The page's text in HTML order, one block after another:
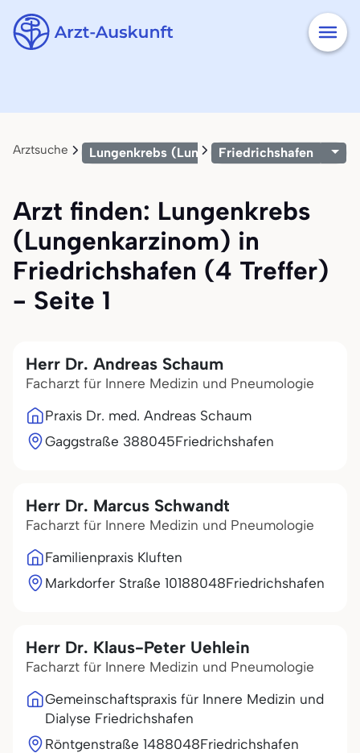
Arztsuche Lungenkrebs (Lungenkarzinom)
Friedrichshafen
Arzt finden: Lungenkrebs
(Lungenkarzinom) in
Friedrichshafen (4 Treffer)
- Seite 1
Herr Dr. Andreas Schaum
Facharzt für Innere Medizin und Pneumologie
Praxis Dr. med. Andreas Schaum
Gaggstraße 388045Friedrichshafen
Herr Dr. Marcus Schwandt
Facharzt für Innere Medizin und Pneumologie
Familienpraxis Kluften
Markdorfer Straße 10188048Friedrichshafen
Herr Dr. Klaus-Peter Uehlein
Facharzt für Innere Medizin und Pneumologie
Gemeinschaftspraxis für Innere Medizin und
Dialyse Friedrichshafen
Röntgenstraße 1488048Friedrichshafen